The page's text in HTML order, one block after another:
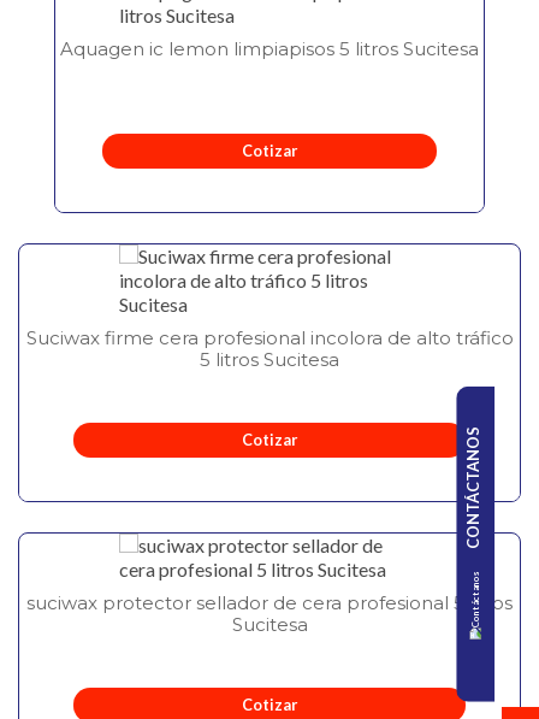
Aquagen ic lemon limpiapisos 5 litros Sucitesa
Cotizar
Suciwax firme cera profesional incolora de alto tráfico
5 litros Sucitesa
Cotizar
suciwax protector sellador de cera profesional 5 litros
Sucitesa
Cotizar
CONTÁCTANOS